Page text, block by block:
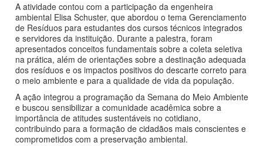
A atividade contou com a participação da engenheira
ambiental Elisa Schuster, que abordou o tema Gerenciamento
de Resíduos para estudantes dos cursos técnicos integrados
e servidores da instituição. Durante a palestra, foram
apresentados conceitos fundamentais sobre a coleta seletiva
na prática, além de orientações sobre a destinação adequada
dos resíduos e os impactos positivos do descarte correto para
o meio ambiente e para a qualidade de vida da população.
A ação integrou a programação da Semana do Meio Ambiente
e buscou sensibilizar a comunidade acadêmica sobre a
importância de atitudes sustentáveis no cotidiano,
contribuindo para a formação de cidadãos mais conscientes e
comprometidos com a preservação ambiental.